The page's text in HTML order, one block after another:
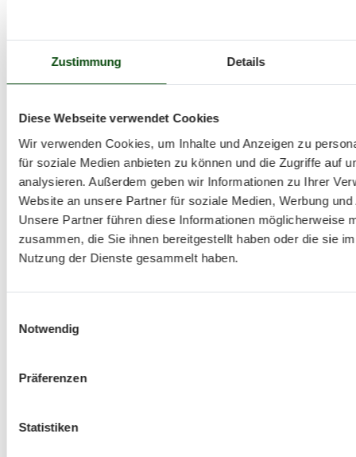
Zustimmung Details
Diese Webseite verwendet Cookies
Wir verwenden Cookies, um Inhalte und Anzeigen zu
für soziale Medien anbieten zu können und die Zugriffe auf
analysieren. Außerdem geben wir Informationen zu Ihrer
Website an unsere Partner für soziale Medien, Werbung
Unsere Partner führen diese Informationen möglicherweise
zusammen, die Sie ihnen bereitgestellt haben oder die sie
Nutzung der Dienste gesammelt haben.
Notwendig
Präferenzen
Statistiken